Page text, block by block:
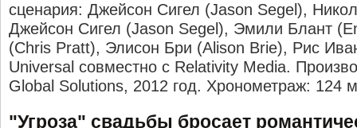
сценария: Джейсон Сигел (Jason Segel),
Джейсон Сигел (Jason Segel), Эмили Блант
(Chris Pratt), Элисон Бри (Alison Brie), Рис
Universal совместно с Relativity Media.
Global Solutions, 2012 год. Хронометраж: 124
"Угроза" свадьбы бросает